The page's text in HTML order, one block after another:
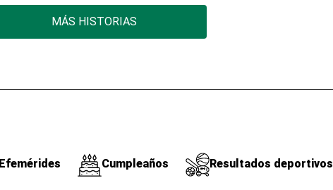
MÁS HISTORIAS
Efemérides Cumpleaños Resultados deportivos